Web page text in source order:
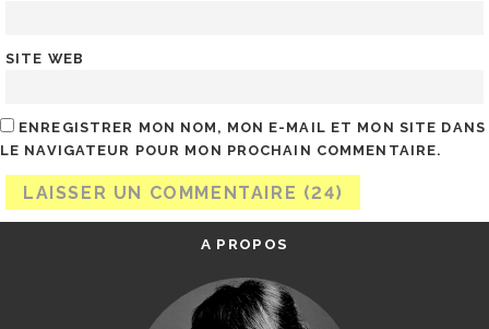
SITE WEB
ENREGISTRER MON NOM, MON E-MAIL ET MON SITE DANS
LE NAVIGATEUR POUR MON PROCHAIN COMMENTAIRE.
A PROPOS